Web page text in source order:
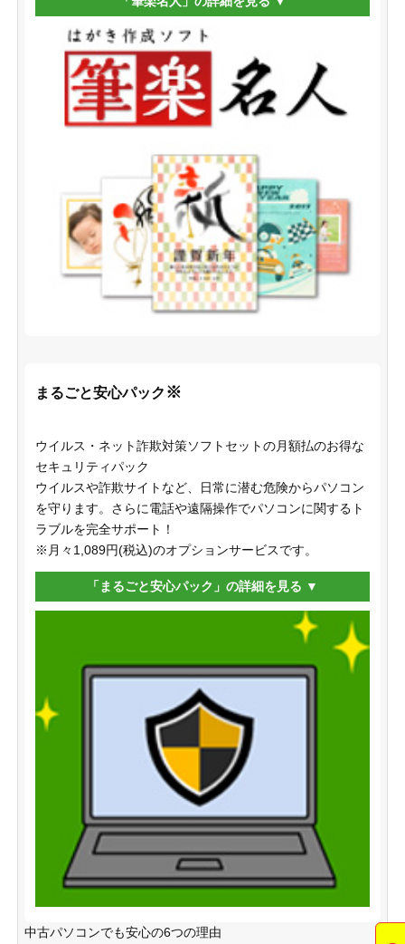
まるごと安心パック ※
ウイルス・ネット詐欺対策ソフトセットの月額払のお得な
セキュリティパック
ウイルスや詐欺サイトなど、日常に潜む危険からパソコン
を守ります。さらに電話や遠隔操作でパソコンに関するト
ラブルを完全サポート！
※月々1,089円(税込)のオプションサービスです。
「まるごと安心パック」の詳細を見る
中古パソコンでも安心の6つの理由